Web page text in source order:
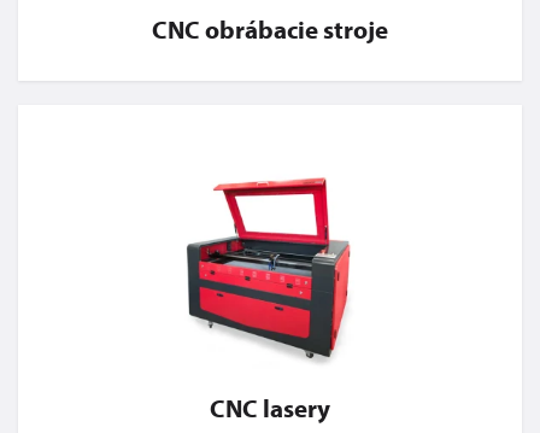
CNC obrábacie stroje
CNC lasery